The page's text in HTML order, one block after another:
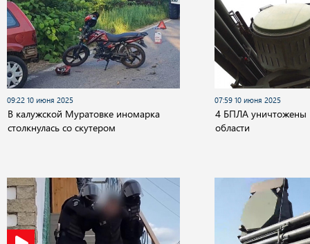
09:22 10 июня 2025
В калужской Муратовке иномарка
столкнулась со скутером
07:59 10 июня 2025
4 БПЛА уничтожены
области